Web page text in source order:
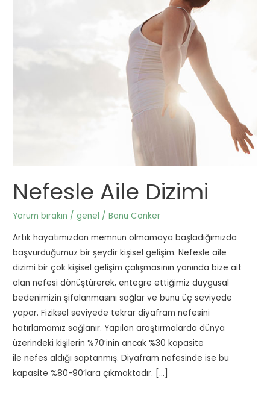
Nefesle Aile Dizimi
Yorum bırakın /genel /Banu Conker
Artık hayatımızdan memnun olmamaya başladığımızda
başvurduğumuz bir şeydir kişisel gelişim. Nefesle aile
dizimi bir çok kişisel gelişim çalışmasının yanında bize ait
olan nefesi dönüştürerek, entegre ettiğimiz duygusal
bedenimizin şifalanmasını sağlar ve bunu üç seviyede
yapar. Fiziksel seviyede tekrar diyafram nefesini
hatırlamamız sağlanır. Yapılan araştırmalarda dünya
üzerindeki kişilerin %70’inin ancak %30 kapasite
ile nefes aldığı saptanmış. Diyafram nefesinde ise bu
kapasite %80-90’lara çıkmaktadır. […]